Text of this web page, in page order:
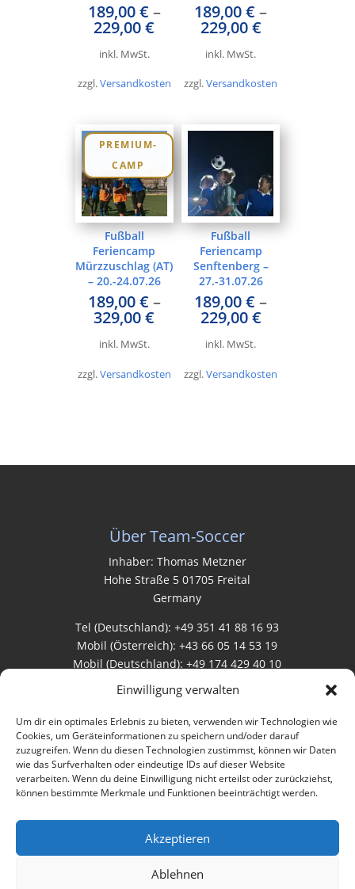
Einwilligung verwalten
Um dir ein optimales Erlebnis zu bieten, verwenden wir Technologien wie
Cookies, um Geräteinformationen zu speichern und/oder darauf
zuzugreifen. Wenn du diesen Technologien zustimmst, können wir Daten
wie das Surfverhalten oder eindeutige IDs auf dieser Website
verarbeiten. Wenn du deine Einwilligung nicht erteilst oder zurückziehst,
können bestimmte Merkmale und Funktionen beeinträchtigt werden.
Akzeptieren
Ablehnen
189,00€ –
229,00€
inkl. MwSt.
zzgl.Versandkosten
189,00€ –
229,00€
inkl. MwSt.
zzgl.Versandkosten
PREMIUM-
CAMP
Fußball
Feriencamp
Mürzzuschlag (AT)
– 20.-24.07.26
189,00€ –
329,00€
inkl. MwSt.
zzgl.Versandkosten
Fußball
Feriencamp
Senftenberg –
27.-31.07.26
189,00€ –
229,00€
inkl. MwSt.
zzgl.Versandkosten
Über Team-Soccer
Inhaber: Thomas Metzner
Hohe Straße 5 01705 Freital
Germany
Tel (Deutschland): +49 351 41 88 16 93
Mobil (Österreich): +43 66 05 14 53 19
Mobil (Deutschland): +49 174 429 40 10
Rechtliches
AGB
Datenschutz
Bewertungen